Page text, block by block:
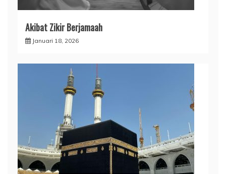
Akibat Zikir Berjamaah
Januari 18, 2026